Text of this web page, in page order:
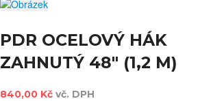
PDR OCELOVÝ HÁK
ZAHNUTÝ 48" (1,2 M)
840,00 Kč vč. DPH